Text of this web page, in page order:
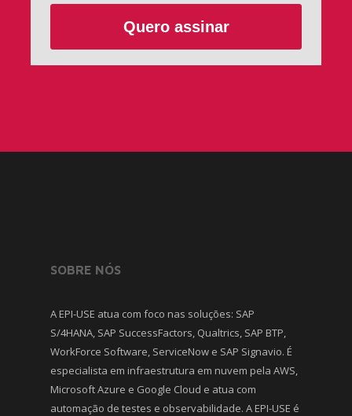
Quero assinar
SOBRE NÓS
A EPI-USE atua com foco nas soluções: SAP
S/4HANA, SAP SuccessFactors, Qualtrics, SAP BTP,
WorkForce Software, ServiceNow e SAP Signavio. É
especialista em infraestrutura em nuvem pela AWS,
Microsoft Azure e Google Cloud e atua com
automação de testes e observabilidade. A EPI-USE é